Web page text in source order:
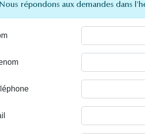
Nous répondons aux demandes dans